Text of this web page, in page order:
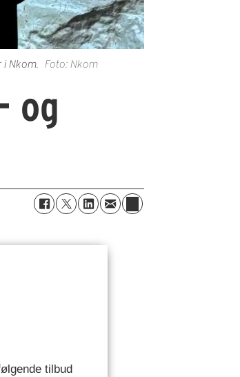
Nkom. Foto: Nkom
og
tilbud